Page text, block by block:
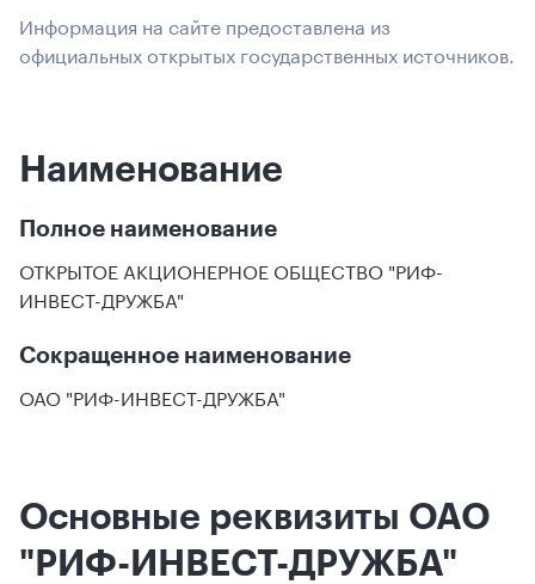
Информация на сайте предоставлена из
официальных открытых государственных источников.
Наименование
Полное наименование
ОТКРЫТОЕ АКЦИОНЕРНОЕ ОБЩЕСТВО "РИФ-
ИНВЕСТ-ДРУЖБА"
Сокращенное наименование
ОАО "РИФ-ИНВЕСТ-ДРУЖБА"
Основные реквизиты ОАО
"РИФ-ИНВЕСТ-ДРУЖБА"